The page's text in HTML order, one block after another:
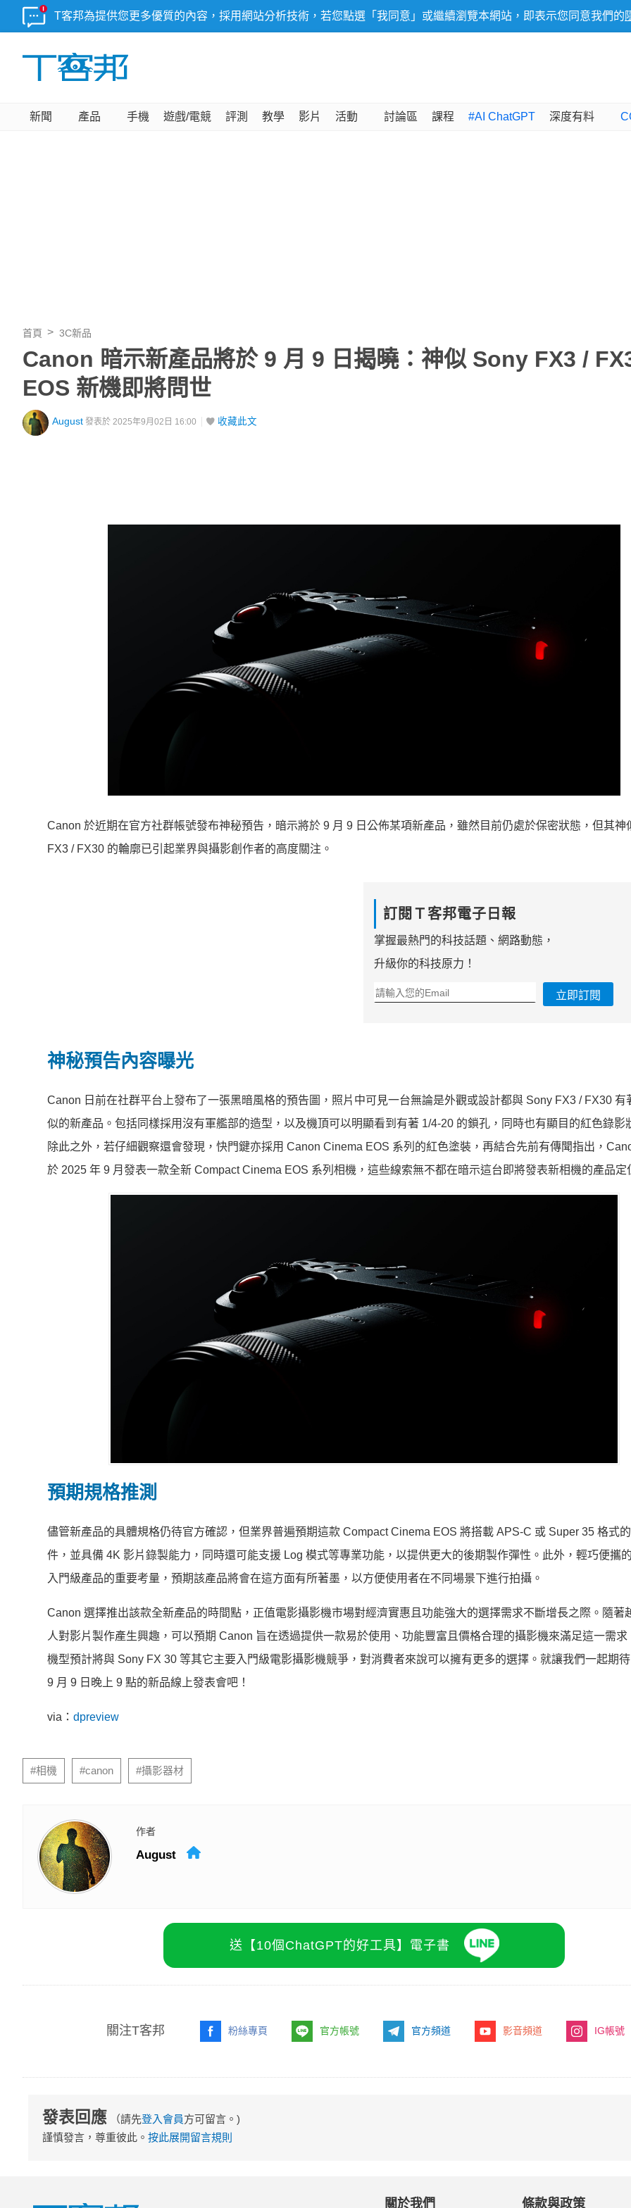
T客邦為提供您更多優質的內容，採用網站分析技術，若您點選「我同意」或繼續瀏覽本網站，即表示您同意我們的
新聞 產品 手機 遊戲/電競 評測 教學 影片 活動 討論區 課程 #AI ChatGPT 深度有料
首頁 3C新品
Canon 暗示新產品將於 9 月 9 日揭曉：神似 Sony FX3 /
EOS 新機即將問世
August 發表於 2025年9月02日 16:00 收藏此文
Canon 於近期在官方社群帳號發布神秘預告，暗示將於 9 月 9 日公佈某項新產品，雖然目前仍處於保密狀態，但其神
FX3 / FX30 的輪廓已引起業界與攝影創作者的高度關注。
訂閱Ｔ客邦電子日報
掌握最熱門的科技話題、網路動態，
升級你的科技原力！
立即訂閱
神秘預告內容曝光
Canon 日前在社群平台上發布了一張黑暗風格的預告圖，照片中可見一台無論是外觀或設計都與 Sony FX3 / FX30 有
似的新產品。包括同樣採用沒有軍艦部的造型，以及機頂可以明顯看到有著 1/4-20 的鎖孔，同時也有顯目的紅色錄影
除此之外，若仔細觀察還會發現，快門鍵亦採用 Canon Cinema EOS 系列的紅色塗裝，再結合先前有傳聞指出，
於 2025 年 9 月發表一款全新 Compact Cinema EOS 系列相機，這些線索無不都在暗示這台即將發表新相機的產品定
預期規格推測
儘管新產品的具體規格仍待官方確認，但業界普遍預期這款 Compact Cinema EOS 將搭載 APS-C 或 Super 35 格式
件，並具備 4K 影片錄製能力，同時還可能支援 Log 模式等專業功能，以提供更大的後期製作彈性。此外，輕巧便攜
入門級產品的重要考量，預期該產品將會在這方面有所著墨，以方便使用者在不同場景下進行拍攝。
Canon 選擇推出該款全新產品的時間點，正值電影攝影機市場對經濟實惠且功能強大的選擇需求不斷增長之際。隨著
人對影片製作產生興趣，可以預期 Canon 旨在透過提供一款易於使用、功能豐富且價格合理的攝影機來滿足這一需求
機型預計將與 Sony FX 30 等其它主要入門級電影攝影機競爭，對消費者來說可以擁有更多的選擇。就讓我們一起期
9 月 9 日晚上 9 點的新品線上發表會吧！
via： dpreview
#相機 #canon #攝影器材
作者
August
送【10個ChatGPT的好工具】電子書
關注T客邦 粉絲專頁 官方帳號 官方頻道 影音頻道 IG帳號
發表回應 （請先登入會員方可留言。)
謹慎發言，尊重彼此。 按此展開留言規則
關於我們 條款與政策